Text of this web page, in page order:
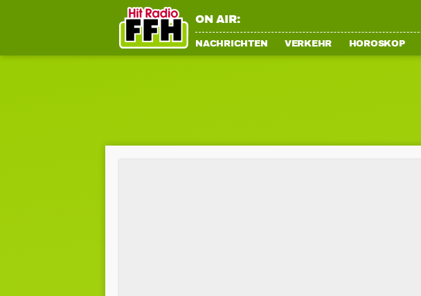
ON AIR:
NACHRICHTEN VERKEHR HOROSKOP